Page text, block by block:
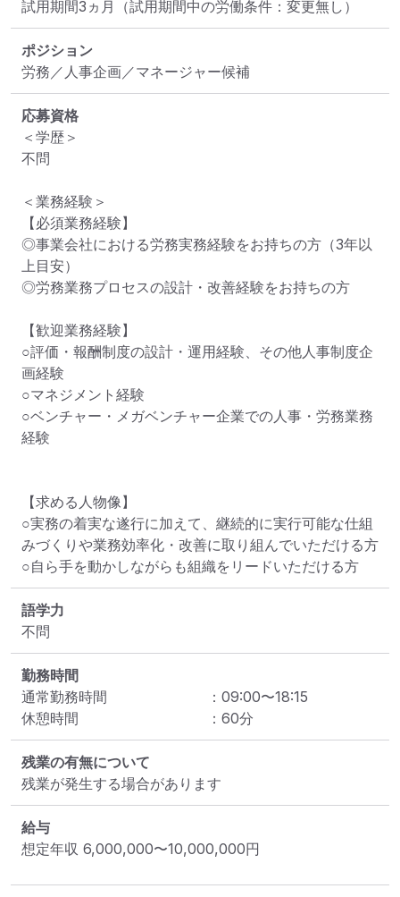
試用期間3ヵ月（試用期間中の労働条件：変更無し）
ポジション
労務／人事企画／マネージャー候補
応募資格
＜学歴＞
不問
＜業務経験＞
【必須業務経験】
◎事業会社における労務実務経験をお持ちの方（3年以
上目安）
◎労務業務プロセスの設計・改善経験をお持ちの方
【歓迎業務経験】
○評価・報酬制度の設計・運用経験、その他人事制度企
画経験
○マネジメント経験
○ベンチャー・メガベンチャー企業での人事・労務業務
経験
【求める人物像】
○実務の着実な遂行に加えて、継続的に実行可能な仕組
みづくりや業務効率化・改善に取り組んでいただける方
○自ら手を動かしながらも組織をリードいただける方
語学力
不問
勤務時間
通常勤務時間
： 09:00〜18:15
休憩時間
： 60分
残業の有無について
残業が発生する場合があります
給与
想定年収 6,000,000〜10,000,000円